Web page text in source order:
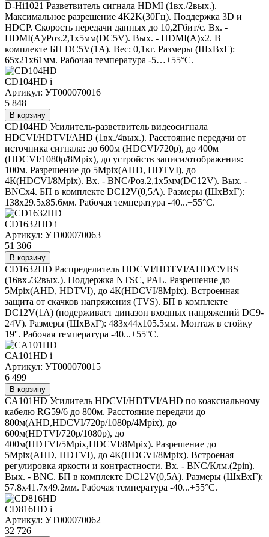
D-Hi1021 Разветвитель сигнала HDMI (1вх./2вых.).
Максимальное разрешение 4K2K(30Гц). Поддержка 3D и
HDCP. Скорость передачи данных до 10,2Гбит/с. Вх. -
HDMI(A)/Роз.2,1х5мм(DC5V). Вых. - HDMI(A)x2. В
комплекте БП DC5V(1А). Вес: 0,1кг. Размеры (ШxВxГ):
65x21x61мм. Рабочая температура -5…+55°С.
CD104HD i
Артикул: УТ000070016
5 848
В корзину
CD104HD Усилитель-разветвитель видеосигнала
HDCVI/HDTVI/AHD (1вх./4вых.). Расстояние передачи от
источника сигнала: до 600м (HDCVI/720p), до 400м
(HDCVI/1080p/8Mpix), до устройств записи/отображения:
100м. Разрешение до 5Mpix(AHD, HDTVI), до
4К(HDCVI/8Mpix). Вх. - BNC/Роз.2,1х5мм(DC12V). Вых. -
BNCx4. БП в комплекте DC12V(0,5A). Размеры (ШxВxГ):
138x29.5x85.6мм. Рабочая температура -40...+55°C.
CD1632HD i
Артикул: УТ000070063
51 306
В корзину
CD1632HD Распределитель HDCVI/HDTVI/AHD/CVBS
(16вх./32вых.). Поддержка NTSC, PAL. Разрешение до
5Mpix(AHD, HDTVI), до 4К(HDCVI/8Mpix). Встроенная
защита от скачков напряжения (TVS). БП в комплекте
DC12V(1A) (подерживает дипазон входных напряжений DC9-
24V). Размеры (ШxВxГ): 483x44x105.5мм. Монтаж в стойку
19''. Рабочая температура -40...+55°C.
CA101HD i
Артикул: УТ000070015
6 499
В корзину
CA101HD Усилитель HDCVI/HDTVI/AHD по коаксиальному
кабелю RG59/6 до 800м. Расстояние передачи до
800м(AHD,HDCVI/720p/1080p/4Mpix), до
600м(HDTVI/720p/1080p), до
400м(HDTVI/5Mpix,HDCVI/8Mpix). Разрешение до
5Mpix(AHD, HDTVI), до 4К(HDCVI/8Mpix). Встроеная
регулировка яркости и контрастности. Вх. - BNC/Клм.(2pin).
Вых. - BNC. БП в комплекте DC12V(0,5A). Размеры (ШxВxГ):
57.8x41.7x49.2мм. Рабочая температура -40...+55°C.
CD816HD i
Артикул: УТ000070062
32 726